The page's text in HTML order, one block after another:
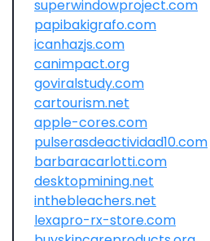
superwindowproject.com
papibakigrafo.com
icanhazjs.com
canimpact.org
goviralstudy.com
cartourism.net
apple-cores.com
pulserasdeactividad10.com
barbaracarlotti.com
desktopmining.net
inthebleachers.net
lexapro-rx-store.com